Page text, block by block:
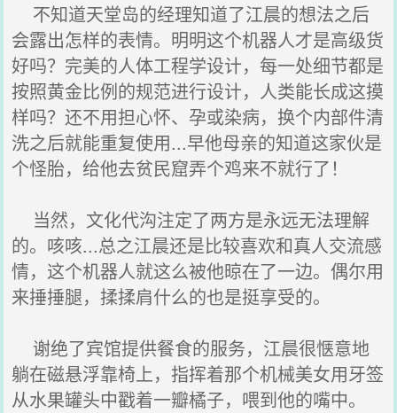
不知道天堂岛的经理知道了江晨的想法之后
会露出怎样的表情。明明这个机器人才是高级货
好吗？完美的人体工程学设计，每一处细节都是
按照黄金比例的规范进行设计，人类能长成这摸
样吗？还不用担心怀、孕或染病，换个内部件清
洗之后就能重复使用...早他母亲的知道这家伙是
个怪胎，给他去贫民窟弄个鸡来不就行了！
当然，文化代沟注定了两方是永远无法理解
的。咳咳...总之江晨还是比较喜欢和真人交流感
情，这个机器人就这么被他晾在了一边。偶尔用
来捶捶腿，揉揉肩什么的也是挺享受的。
谢绝了宾馆提供餐食的服务，江晨很惬意地
躺在磁悬浮靠椅上，指挥着那个机械美女用牙签
从水果罐头中戳着一瓣橘子，喂到他的嘴中。